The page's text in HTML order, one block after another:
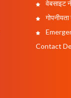
वेबसाइट
गोपनीयता
Contact